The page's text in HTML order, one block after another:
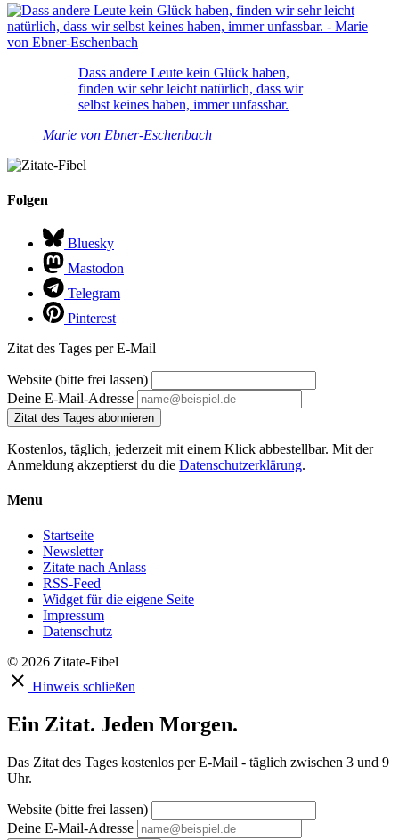
Dass andere Leute kein Glück haben,
finden wir sehr leicht natürlich, dass wir
selbst keines haben, immer unfassbar.
Marie von Ebner-Eschenbach
Folgen
Bluesky
Mastodon
Telegram
Pinterest
Zitat des Tages per E-Mail
Website (bitte frei lassen)
Deine E-Mail-Adresse
Zitat des Tages abonnieren
Kostenlos, täglich, jederzeit mit einem Klick abbestellbar. Mit der
Anmeldung akzeptierst du die Datenschutzerklärung.
Menu
Startseite
Newsletter
Zitate nach Anlass
RSS-Feed
Widget für die eigene Seite
Impressum
Datenschutz
© 2026 Zitate-Fibel
Hinweis schließen
Ein Zitat. Jeden Morgen.
Das Zitat des Tages kostenlos per E-Mail - täglich zwischen 3 und 9
Uhr.
Website (bitte frei lassen)
Deine E-Mail-Adresse